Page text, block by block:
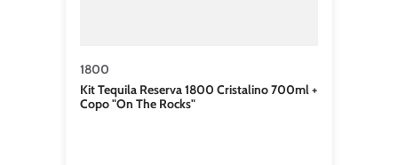
1800
Kit Tequila Reserva 1800 Cristalino 700ml +
Copo "On The Rocks"